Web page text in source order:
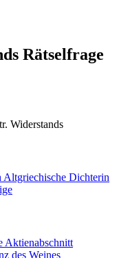
Rätselfrage
Widerstands
Altgriechische Dichterin
Aktienabschnitt
des Weines